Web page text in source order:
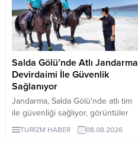
Salda Gölü’nde Atlı Jandarma
Devirdaimi İle Güvenlik
Sağlanıyor
Jandarma, Salda Gölü'nde atlı tim
ile güvenliği sağlıyor, görüntüler
sosyal medyada yoğun ilgi gördü.
TURİZM HABER 08.08.2026